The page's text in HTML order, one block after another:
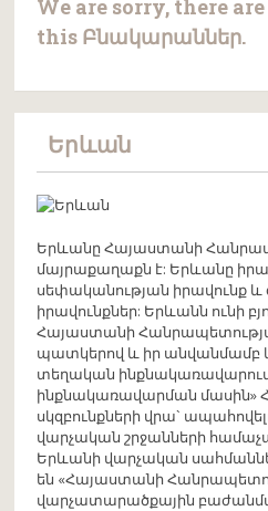
We are sorry, there
this Բնակարաններ.
Երևան
Երևանը Հայաստանի
մայրաքաղաքն է: Երևանը
սեփականության իրավունք և
իրավունքներ: Երևանն ունի
Հայաստանի
պատկերով և իր անվանմամբ
տեղական
ինքնակառավարման մասին»
սկզբունքների վրա`
վարչական շրջանների
Երևանի վարչական
են «Հայաստանի
վարչատարածքային